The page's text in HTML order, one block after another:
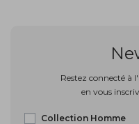
Restez connecté à
en vous
Collection Homme